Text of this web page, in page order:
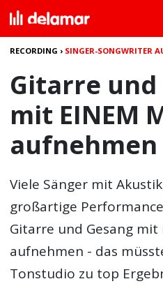
RECORDING › SINGER-SONGWRITER
Gitarre und
mit EINEM
aufnehmen
Viele Sänger mit
großartige
Gitarre und Gesang
aufnehmen - das
Tonstudio zu top